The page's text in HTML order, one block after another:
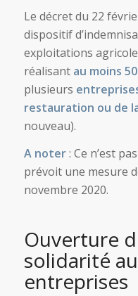
Le décret du 22
dispositif
exploitations
réalisant au moins
plusieurs
restauration ou de
nouveau).
A noter: Ce n’est
prévoit une mesure
novembre 2020.
Ouverture
solidarité
entreprises